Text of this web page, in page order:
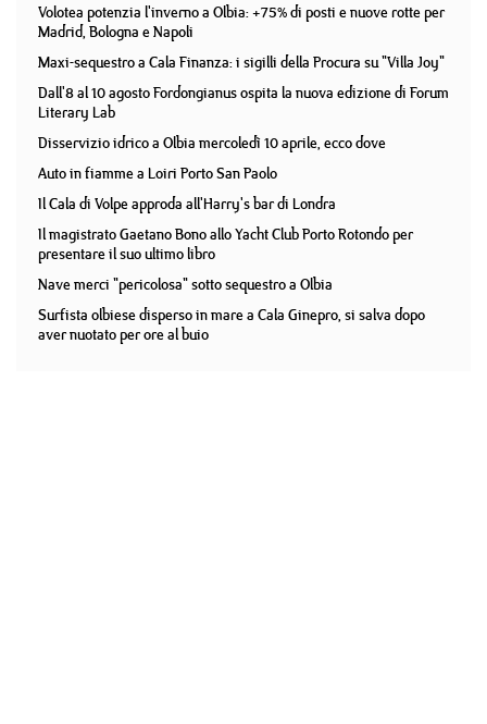
Volotea potenzia l'inverno a Olbia: +75% di posti e nuove rotte per
Madrid, Bologna e Napoli
Maxi-sequestro a Cala Finanza: i sigilli della Procura su "Villa Joy"
Dall'8 al 10 agosto Fordongianus ospita la nuova edizione di Forum
Literary Lab
Disservizio idrico a Olbia mercoledì 10 aprile, ecco dove
Auto in fiamme a Loiri Porto San Paolo
Il Cala di Volpe approda all'Harry's bar di Londra
Il magistrato Gaetano Bono allo Yacht Club Porto Rotondo per
presentare il suo ultimo libro
Nave merci "pericolosa" sotto sequestro a Olbia
Surfista olbiese disperso in mare a Cala Ginepro, si salva dopo
aver nuotato per ore al buio